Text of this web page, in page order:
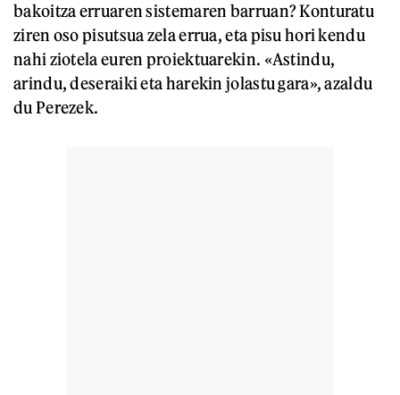
bakoitza erruaren sistemaren barruan? Konturatu
ziren oso pisutsua zela errua, eta pisu hori kendu
nahi ziotela euren proiektuarekin. «Astindu,
arindu, deseraiki eta harekin jolastu gara», azaldu
du Perezek.